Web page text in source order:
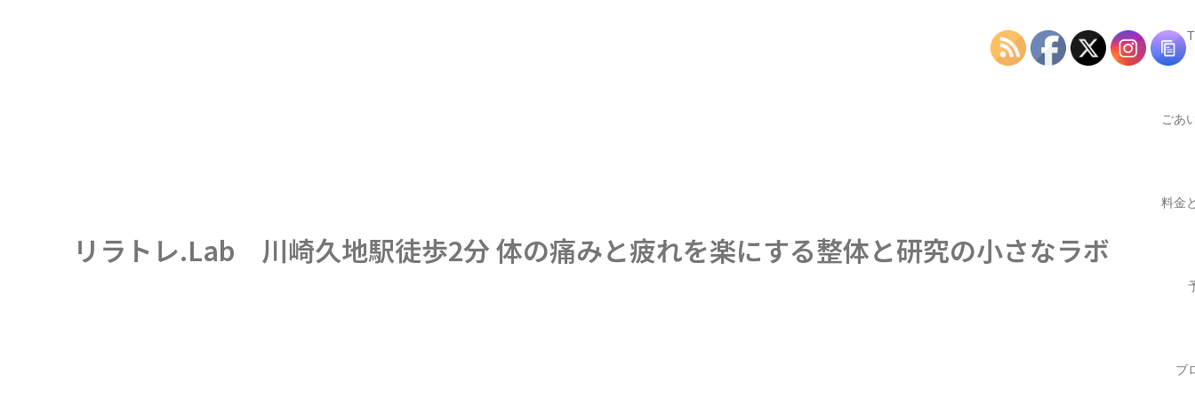
リラトレ.Lab 川崎久地駅徒歩2分 体の痛みと疲れを楽にする整体と研究の小さなラボ
ごあ
料金
ブ